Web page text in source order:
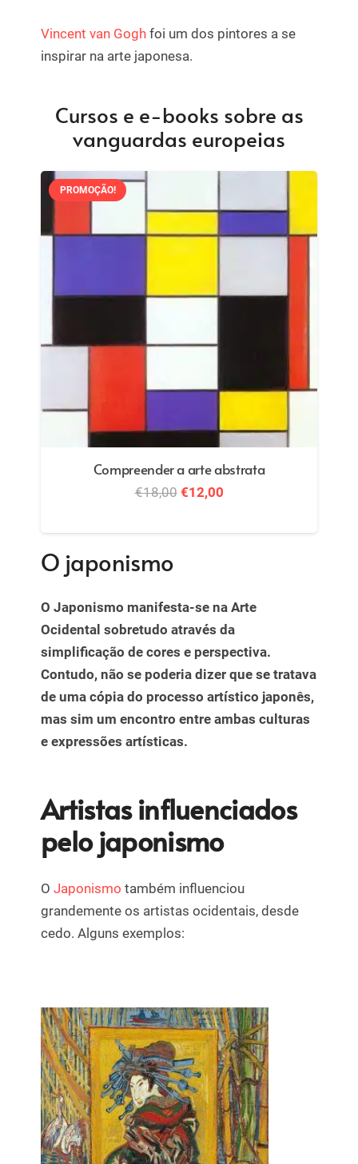
Vincent van Gogh foi um dos pintores a se
inspirar na arte japonesa.
Cursos e e-books sobre as
vanguardas europeias
PROMOÇÃO!
O Cavaleiro Azul – e uma “nova
pintura”
preçopreço
O japonismo
O Japonismo manifesta-se na Arte
Ocidental sobretudo através da
simplificação de cores e perspectiva.
Contudo, não se poderia dizer que se tratava
de uma cópia do processo artístico japonês,
mas sim um encontro entre ambas culturas
e expressões artísticas.
Artistas influenciados
pelo japonismo
O Japonismo também influenciou
grandemente os artistas ocidentais, desde
cedo. Alguns exemplos: